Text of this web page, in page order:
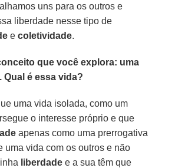
uns para os outros e
liberdade nesse tipo de
ecoletividade.
que você explora: uma
Qual é essa vida?
uma vida isolada, como um
o interesse próprio e que
apenas como uma prerrogativa
uma vida com os outros e não
liberdade e a sua têm que